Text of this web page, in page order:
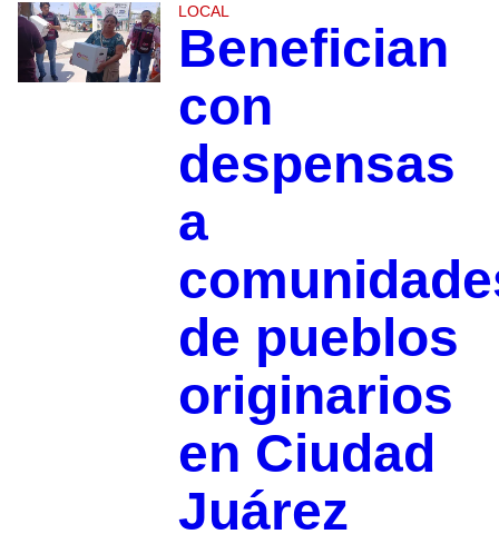
LOCAL
Benefician
con
despensas
a
de pueblos
originarios
en Ciudad
Juárez